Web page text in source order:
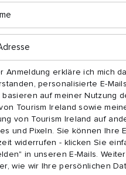
Anmeldung erkläre ich mich
personalisierte E-
basieren auf meiner Nutzung
Tourism Ireland sowie
von Tourism Ireland auf
und Pixeln. Sie können Ihre
widerrufen - klicken Sie
in unseren E-Mails.
wie wir Ihre persönlichen